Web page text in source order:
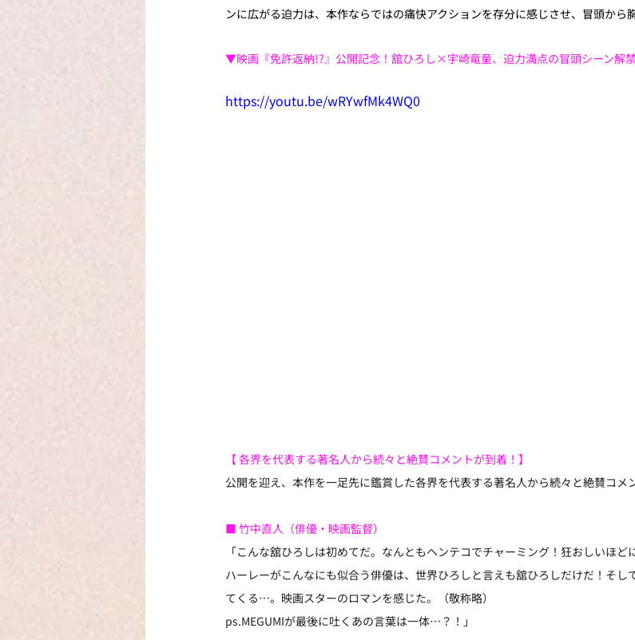
ンに広がる迫力は、本作ならではの痛快アクションを存分に感じさせ、冒頭から
▼映画『免許返納!?』公開記念！舘ひろし×宇崎竜童、迫力満点の冒頭シーン解
https://youtu.be/wRYwfMk4WQ0
【 各界を代表する著名人から続々と絶賛コメントが到着！】
公開を迎え、本作を一足先に鑑賞した各界を代表する著名人から続々と絶賛コメ
■ 竹中直人（俳優・映画監督）
「こんな舘ひろしは初めてだ。なんともヘンテコでチャーミング！狂おしいほど
ハーレーがこんなにも似合う俳優は、世界ひろしと言えも舘ひろしだけだ！そ
てくる…。映画スターのロマンを感じた。（敬称略）
ps.MEGUMIが最後に吐くあの言葉は一体…？！」